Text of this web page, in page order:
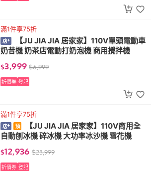
滿1件享75折
【JU JIA JIA 居家家】110V單頭電動車
奶昔機 奶茶店電動打奶泡機 商用攪拌機
$3,999 $6,999
折價券 登記
滿1件享75折
【JU JIA JIA 居家家】110V商用全
自動刨冰機 碎冰機 大功率冰沙機 雪花機
$12,936 $23,999
折價券 登記